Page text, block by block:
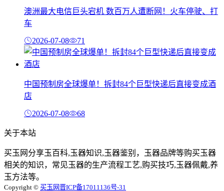
澳洲最大电信巨头宕机 数百万人遭断网！火车停驶、打
车
2026-07-08 71
中国预制房全球爆单！拆封84个巨型快递后直接变成酒
店
2026-07-08 68
关于本站
买玉网分享玉百科,玉器知识,玉器鉴别，玉器品牌等购买玉器
相关的知识，常见玉器的生产流程工艺,购买技巧,玉器佩戴,养
玉方法等。
Copyright © 买玉网晋ICP备17011136号-31